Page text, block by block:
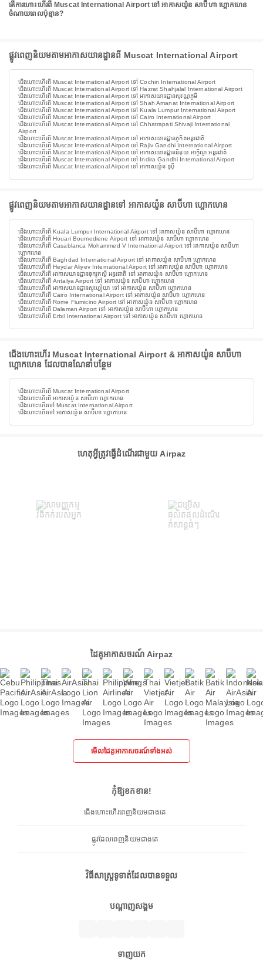
តើការហោះហើរពី Muscat International Airport ទៅ អាកាសយ៉ូន សាប៊ីហា ហ្គោកហេន
ចំណាយពេលប៉ុន្មាន?
ផ្លូវពេញនិយមតាមអាកាសយានដ្ឋានពី Muscat International Airport
ជើងហោះហើរពី Muscat International Airport ទៅ Cochin International Airport
ជើងហោះហើរពី Muscat International Airport ទៅ Hazrat Shahjalal International Airport
ជើងហោះហើរពី Muscat International Airport ទៅ អាកាសយានដ្ឋានសុវណ្ណភូមិ
ជើងហោះហើរពី Muscat International Airport ទៅ Shah Amanat International Airport
ជើងហោះហើរពី Muscat International Airport ទៅ Kuala Lumpur International Airport
ជើងហោះហើរពី Muscat International Airport ទៅ Cairo International Airport
ជើងហោះហើរពី Muscat International Airport ទៅ Chhatrapati Shivaji International
Airport
ជើងហោះហើរពី Muscat International Airport ទៅ អាកាសយានដ្ឋានភូកិតអន្តរជាតិ
ជើងហោះហើរពី Muscat International Airport ទៅ Rajiv Gandhi International Airport
ជើងហោះហើរពី Muscat International Airport ទៅ អាកាសយានដ្ឋាននិនុយ អាកូីណូ អន្តរជាតិ
ជើងហោះហើរពី Muscat International Airport ទៅ Indira Gandhi International Airport
ជើងហោះហើរពី Muscat International Airport ទៅ អាកាសយ៉ូន ឌុប៉ី
ផ្លូវពេញនិយមតាមអាកាសយានដ្ឋានទៅ អាកាសយ៉ូន សាប៊ីហា ហ្គោកហេន
ជើងហោះហើរពី Kuala Lumpur International Airport ទៅ អាកាសយ៉ូន សាប៊ីហា ហ្គោកហេន
ជើងហោះហើរពី Houari Boumediene Airport ទៅ អាកាសយ៉ូន សាប៊ីហា ហ្គោកហេន
ជើងហោះហើរពី Casablanca Mohammed V International Airport ទៅ អាកាសយ៉ូន សាប៊ីហា
ហ្គោកហេន
ជើងហោះហើរពី Baghdad International Airport ទៅ អាកាសយ៉ូន សាប៊ីហា ហ្គោកហេន
ជើងហោះហើរពី Heydar Aliyev International Airport ទៅ អាកាសយ៉ូន សាប៊ីហា ហ្គោកហេន
ជើងហោះហើរពី អាកាសយានដ្ឋានចុកវូកស្តី អន្តរជាតិ ទៅ អាកាសយ៉ូន សាប៊ីហា ហ្គោកហេន
ជើងហោះហើរពី Antalya Airport ទៅ អាកាសយ៉ូន សាប៊ីហា ហ្គោកហេន
ជើងហោះហើរពី អាកាសយានដ្ឋានសូហ្វៀយា ទៅ អាកាសយ៉ូន សាប៊ីហា ហ្គោកហេន
ជើងហោះហើរពី Cairo International Airport ទៅ អាកាសយ៉ូន សាប៊ីហា ហ្គោកហេន
ជើងហោះហើរពី Rome Fiumicino Airport ទៅ អាកាសយ៉ូន សាប៊ីហា ហ្គោកហេន
ជើងហោះហើរពី Dalaman Airport ទៅ អាកាសយ៉ូន សាប៊ីហា ហ្គោកហេន
ជើងហោះហើរពី Erbil International Airport ទៅ អាកាសយ៉ូន សាប៊ីហា ហ្គោកហេន
ជើងហោះហើរ Muscat International Airport & អាកាសយ៉ូន សាប៊ីហា
ហ្គោកហេន ដែលបានណែនាំបន្ថែម
ជើងហោះហើរពី Muscat International Airport
ជើងហោះហើរពី អាកាសយ៉ូន សាប៊ីហា ហ្គោកហេន
ជើងហោះហើរទៅ Muscat International Airport
ជើងហោះហើរទៅ អាកាសយ៉ូន សាប៊ីហា ហ្គោកហេន
ហេតុអ្វីត្រូវធ្វើដំណើរជាមួយ Airpaz
ដៃគូអាកាសចរណ៍ Airpaz
មើលដៃគូអាកាសចរណ៍ទាំងអស់
កុំឱ្យខកខាន!
ជើងហោះហើរពេញនិយមជាងគេ
ផ្លូវដែលពេញនិយមជាងគេ
វិធីសាស្ត្រទូទាត់ដែលបានទទួល
បណ្តាញសង្គម
ទាញយក